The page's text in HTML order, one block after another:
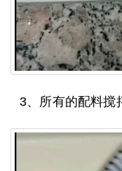
3、所有的配料搅